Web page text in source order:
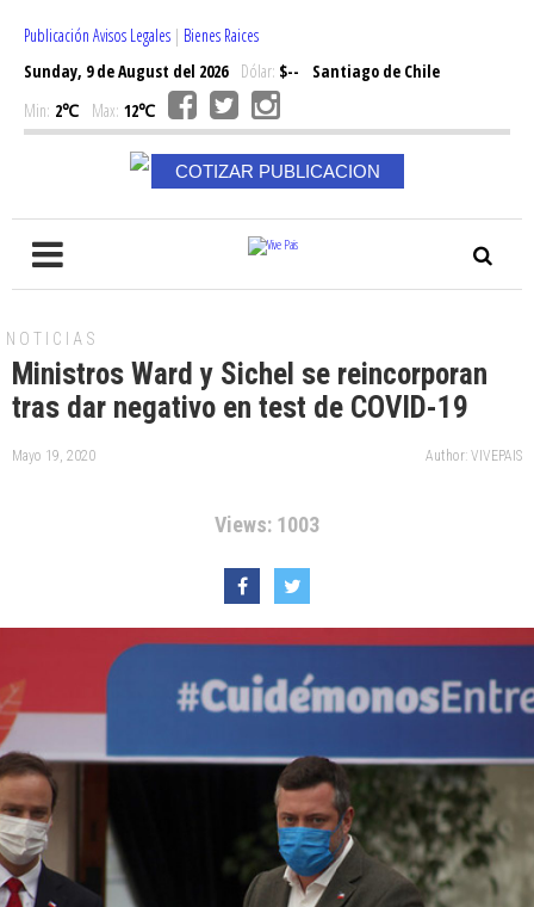
Publicación Avisos Legales | Bienes Raices
Sunday, 9 de August del 2026Dólar: $--
Santiago de Chile
Min: 2℃ Max: 12℃
COTIZAR PUBLICACION
NOTICIAS
Ministros Ward y Sichel se reincorporan
tras dar negativo en test de COVID-19
Mayo 19, 2020 Author: VIVEPAIS
Views: 1003